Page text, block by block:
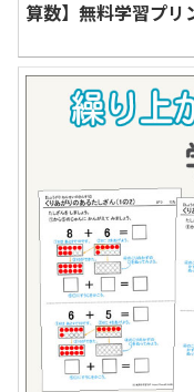
算数】無料学習プリ